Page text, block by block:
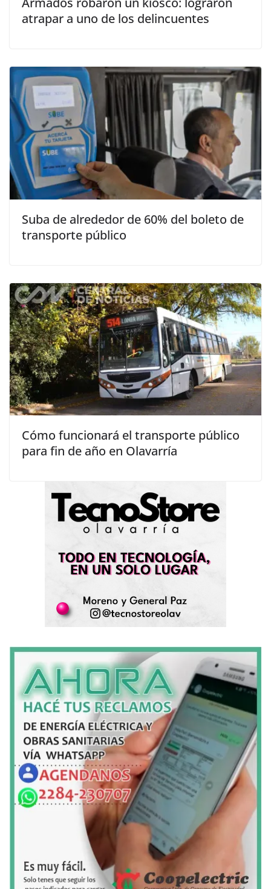
atrapar a uno de los delincuentes
Suba de alrededor de 60% del boleto de
transporte público
Cómo funcionará el transporte público
para fin de año en Olavarría